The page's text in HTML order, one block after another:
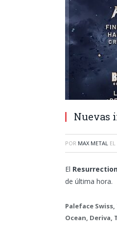
Nuevas
POR MAX METAL EL
El
de última hora.
Paleface
Ocean, Deriva,